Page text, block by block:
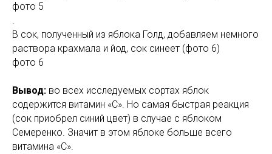
фото 5
.
В сок, полученный из яблока Голд, добавляем немного
раствора крахмала и йод, сок синеет (фото 6)
фото 6
Вывод: во всех исследуемых сортах яблок
содержится витамин «С». Но самая быстрая реакция
(сок приобрел синий цвет) в случае с яблоком
Семеренко. Значит в этом яблоке больше всего
витамина «С».